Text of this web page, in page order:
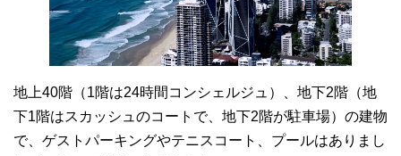
地上40階（1階は24時間コンシェルジュ）、地下2階（地
下1階はスカッシュのコートで、地下2階が駐車場）の建物
で、ゲストパーキングやテニスコート、プールはありまし